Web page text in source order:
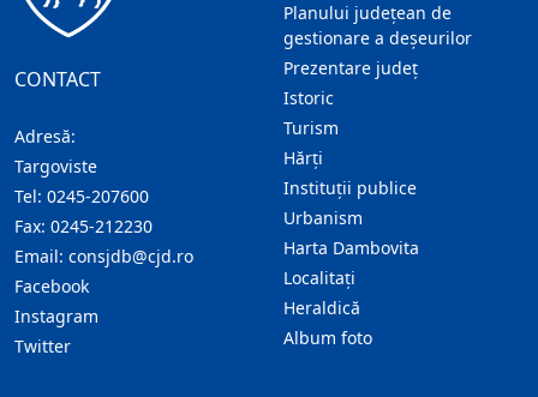
CONTACT
Adresă:
Targoviste
Tel: 0245-207600
Fax: 0245-212230
Email: consjdb@cjd.ro
Facebook
Instagram
Twitter
Planului județean de
gestionare a deșeurilor
Prezentare judeţ
Istoric
Turism
Hărţi
Instituţii publice
Urbanism
Harta Dambovita
Localitaţi
Heraldică
Album foto